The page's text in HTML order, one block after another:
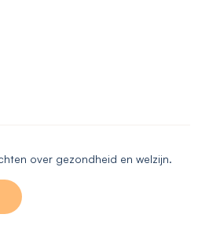
over gezondheid en welzijn.